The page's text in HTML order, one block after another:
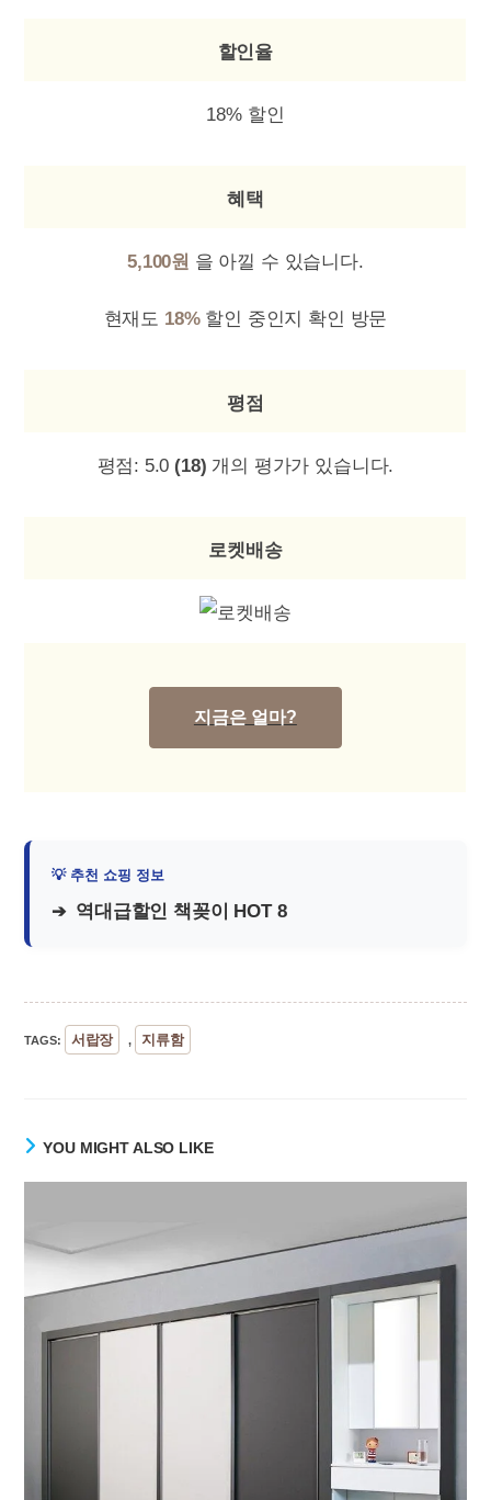
할인율
18% 할인
혜택
5,100원 을 아낄 수 있습니다.
현재도 18%할인 중인지 확인 방문
평점
평점: 5.0 (18) 개의 평가가 있습니다.
로켓배송
지금은 얼마?
역대급할인 책꽂이 HOT 8
TAGS: 서랍장 , 지류함
YOU MIGHT ALSO LIKE